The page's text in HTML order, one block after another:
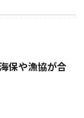
保や漁協が合